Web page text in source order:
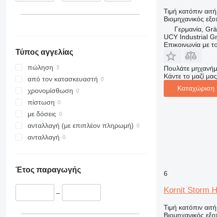
Τύπος αγγελίας
πώληση
από τον κατασκευαστή
χρονομίσθωση
πίστωση
με δόσεις
ανταλλαγή (με επιπλέον πληρωμή)
ανταλλαγή
Έτος παραγωγής
–
Τιμή κατόπιν
Βιομηχανικός
Γερμανία,
UCY Industrial
Επικοινωνία με
Πουλάτε
Κάντε το μαζί
Καταχώριση
6
Kornit Storm
Τιμή κατόπιν
Βιομηχανικός